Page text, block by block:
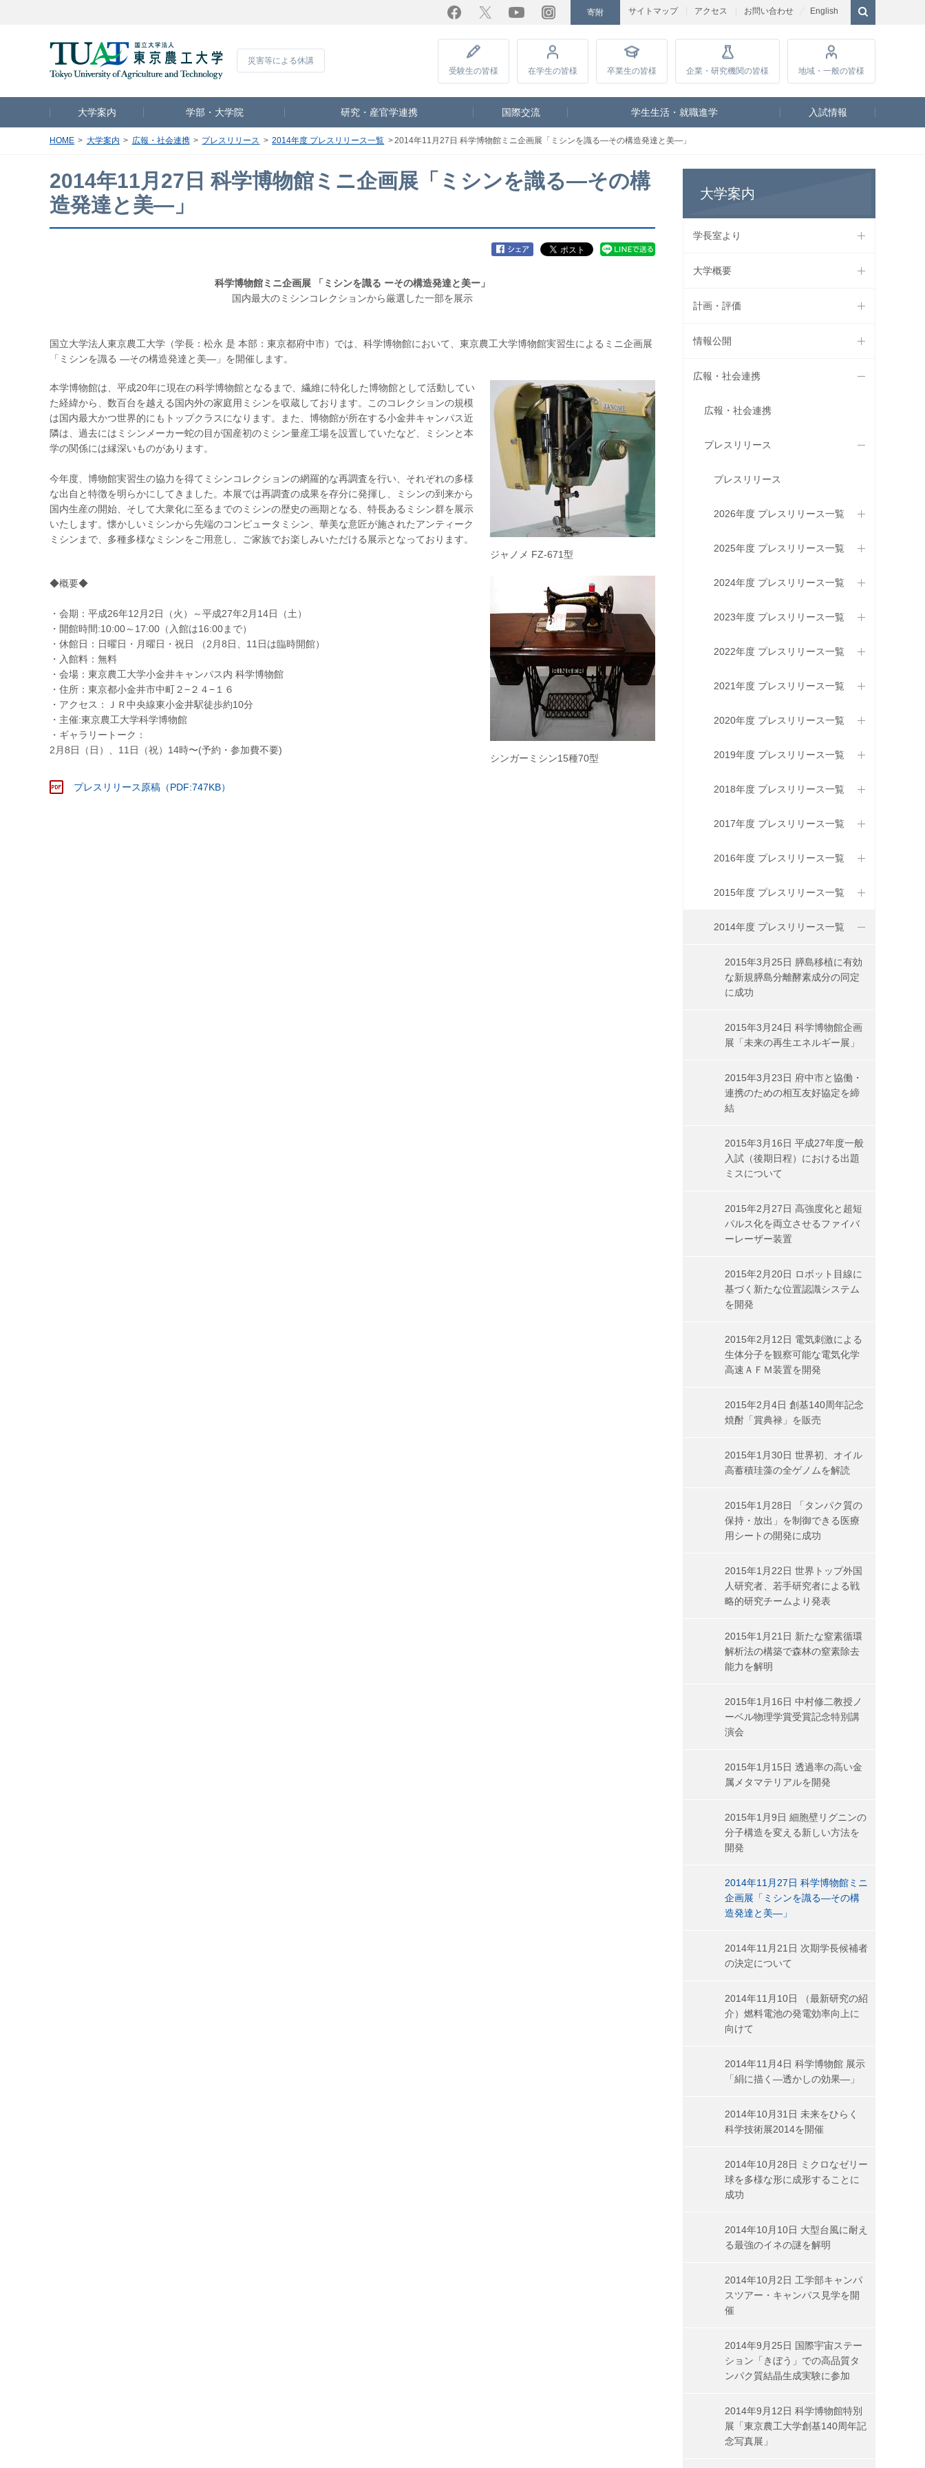
サイトマップ アクセス お問い合わせ
寄附 English
Facebook Twitter YouTube Instagram
災害等による休講
受験生の皆様 在学生の皆様 卒業生の皆様 企業・研究機関の皆様 地域・一般の皆様
大学案内 学部・大学院 研究・産官学連携 国際交流 学生生活・就職進学 入試情報
HOME 大学案内 広報・社会連携 プレスリリース 2014年度 プレスリリース一覧 2014年11月27日 科学博物館ミニ企画展「ミシンを識る―その構造発達と美―」
2014年11月27日 科学博物館ミニ企画展「ミシンを識る―その構
造発達と美―」
科学博物館ミニ企画展 「ミシンを識る ーその構造発達と美ー」
国内最大のミシンコレクションから厳選した一部を展示
国立大学法人東京農工大学（学長：松永 是 本部：東京都府中市）では、科学博物館において、東京農工大学博物館実習生によるミニ企画展
「ミシンを識る ―その構造発達と美―」を開催します。
ジャノメ FZ-671型
本学博物館は、平成20年に現在の科学博物館となるまで、繊維に特化した博物館として活動してい
た経緯から、数百台を越える国内外の家庭用ミシンを収蔵しております。このコレクションの規模
は国内最大かつ世界的にもトップクラスになります。また、博物館が所在する小金井キャンパス近
隣は、過去にはミシンメーカー蛇の目が国産初のミシン量産工場を設置していたなど、ミシンと本
学の関係には縁深いものがあります。
今年度、博物館実習生の協力を得てミシンコレクションの網羅的な再調査を行い、それぞれの多様
な出自と特徴を明らかにしてきました。本展では再調査の成果を存分に発揮し、ミシンの到来から
国内生産の開始、そして大衆化に至るまでのミシンの歴史の画期となる、特長あるミシン群を展示
いたします。懐かしいミシンから先端のコンピュータミシン、華美な意匠が施されたアンティーク
ミシンまで、多種多様なミシンをご用意し、ご家族でお楽しみいただける展示となっております。
シンガーミシン15種70型
◆概要◆
・会期：平成26年12月2日（火）～平成27年2月14日（土）
・開館時間:10:00～17:00（入館は16:00まで）
・休館日：日曜日・月曜日・祝日 （2月8日、11日は臨時開館）
・入館料：無料
・会場：東京農工大学小金井キャンパス内 科学博物館
・住所：東京都小金井市中町２−２４−１６
・アクセス：ＪＲ中央線東小金井駅徒歩約10分
・主催:東京農工大学科学博物館
・ギャラリートーク：
2月8日（日）、11日（祝）14時〜(予約・参加費不要)
プレスリリース原稿（PDF:747KB）
大学案内
学長室より
大学概要
計画・評価
情報公開
広報・社会連携
広報・社会連携
プレスリリース
プレスリリース
2026年度 プレスリリース一覧
2025年度 プレスリリース一覧
2024年度 プレスリリース一覧
2023年度 プレスリリース一覧
2022年度 プレスリリース一覧
2021年度 プレスリリース一覧
2020年度 プレスリリース一覧
2019年度 プレスリリース一覧
2018年度 プレスリリース一覧
2017年度 プレスリリース一覧
2016年度 プレスリリース一覧
2015年度 プレスリリース一覧
2014年度 プレスリリース一覧
2015年3月25日 膵島移植に有効
な新規膵島分離酵素成分の同定
に成功
2015年3月24日 科学博物館企画
展「未来の再生エネルギー展」
2015年3月23日 府中市と協働・
連携のための相互友好協定を締
結
2015年3月16日 平成27年度一般
入試（後期日程）における出題
ミスについて
2015年2月27日 高強度化と超短
パルス化を両立させるファイバ
ーレーザー装置
2015年2月20日 ロボット目線に
基づく新たな位置認識システム
を開発
2015年2月12日 電気刺激による
生体分子を観察可能な電気化学
高速ＡＦＭ装置を開発
2015年2月4日 創基140周年記念
焼酎「賞典禄」を販売
2015年1月30日 世界初、オイル
高蓄積珪藻の全ゲノムを解読
2015年1月28日 「タンパク質の
保持・放出」を制御できる医療
用シートの開発に成功
2015年1月22日 世界トップ外国
人研究者、若手研究者による戦
略的研究チームより発表
2015年1月21日 新たな窒素循環
解析法の構築で森林の窒素除去
能力を解明
2015年1月16日 中村修二教授ノ
ーベル物理学賞受賞記念特別講
演会
2015年1月15日 透過率の高い金
属メタマテリアルを開発
2015年1月9日 細胞壁リグニンの
分子構造を変える新しい方法を
開発
2014年11月27日 科学博物館ミニ
企画展「ミシンを識る―その構
造発達と美―」
2014年11月21日 次期学長候補者
の決定について
2014年11月10日 （最新研究の紹
介）燃料電池の発電効率向上に
向けて
2014年11月4日 科学博物館 展示
「絹に描く―透かしの効果―」
2014年10月31日 未来をひらく
科学技術展2014を開催
2014年10月28日 ミクロなゼリー
球を多様な形に成形することに
成功
2014年10月10日 大型台風に耐え
る最強のイネの謎を解明
2014年10月2日 工学部キャンパ
スツアー・キャンパス見学を開
催
2014年9月25日 国際宇宙ステー
ション「きぼう」での高品質タ
ンパク質結晶生成実験に参加
2014年9月12日 科学博物館特別
展「東京農工大学創基140周年記
念写真展」